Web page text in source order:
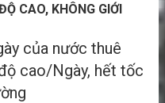
CAO, KHÔNG GIỚI
của nước thuê
cao/Ngày, hết tốc